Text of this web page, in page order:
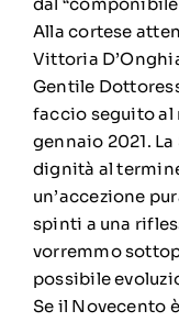
Alla cortese
Vittoria
Gentile
faccio seguito al
gennaio 2021.
dignità al
un’accezione
spinti a una
vorremmo
possibile
Se il Novecento